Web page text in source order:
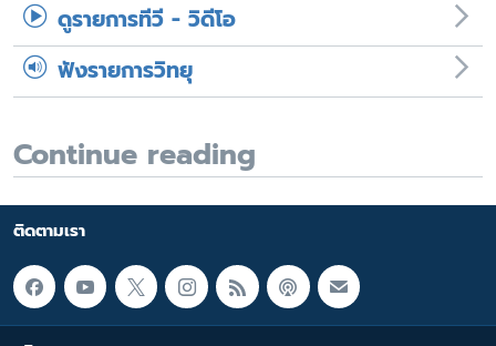
ดูรายการทีวี - วิดีโอ
ฟังรายการวิทยุ
Continue reading
ติดตามเรา